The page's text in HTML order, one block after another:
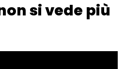
si vede più